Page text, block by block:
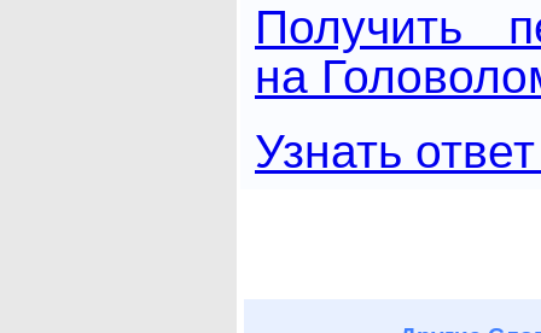
Получить
на
Узнать